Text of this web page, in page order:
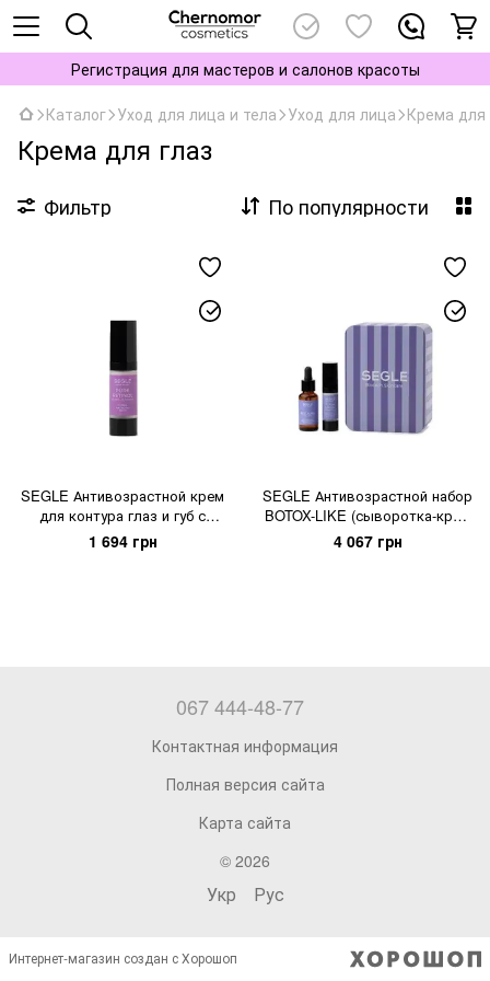
Регистрация для мастеров и салонов красоты
Каталог Уход для лица и тела Уход для лица Крема для
Крема для глаз
Фильтр По популярности
SEGLE Антивозрастной крем
для контура глаз и губ с
чистым ретинолом PURE
RETINOL
1 694 грн
SEGLE Антивозрастной набор
BOTOX-LIKE (сыворотка-крем
15 мл + сыворотка 30 мл)
4 067 грн
067 444-48-77
Контактная информация
Полная версия сайта
Карта сайта
© 2026
Укр Рус
Интернет-магазин создан с Хорошоп